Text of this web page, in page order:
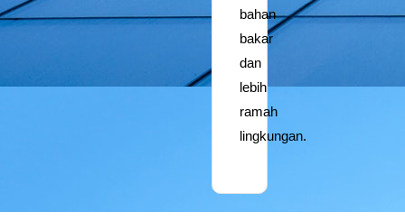
bahan
bakar
dan
lebih
ramah
lingkungan.